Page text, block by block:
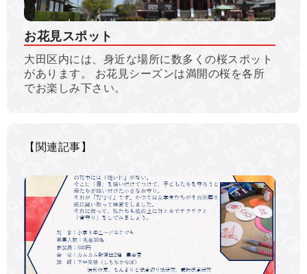
お花見スポット
大田区内には、身近な場所に数多くの桜スポット
があります。 お花見シーズンは満開の桜を各所
でお楽しみ下さい。
【関連記事】